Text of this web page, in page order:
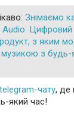
Знімаємо
Цифровий
з яким
з будь-
telegram-чату, де
який час!